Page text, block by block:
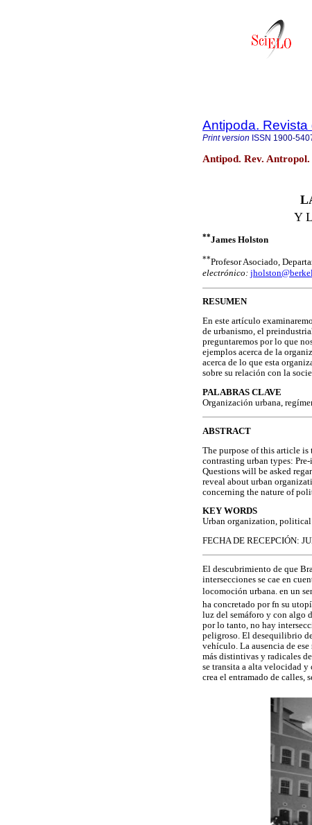
Antipoda.
Print version ISSN 1900-
Antipod. Rev.
Y
**James Holston
**Profesor Asociado,
electrónico:
RESUMEN
En este artículo
de urbanismo, el
preguntaremos por lo que
ejemplos acerca de la
acerca de lo que esta
sobre su relación con la
PALABRAS CLAVE
Organización urbana,
ABSTRACT
The purpose of this article is
contrasting urban types:
Questions will be asked
reveal about urban
concerning the nature of
KEY WORDS
Urban organization, political
FECHA DE RECEPCIÓN:
El descubrimiento de que
intersecciones se cae en
locomoción urbana. en un
ha concretado por fn su
luz del semáforo y con algo
por lo tanto, no hay
peligroso. El desequilibrio
vehículo. La ausencia de
más distintivas y radicales
se transita a alta velocidad y
crea el entramado de calles,